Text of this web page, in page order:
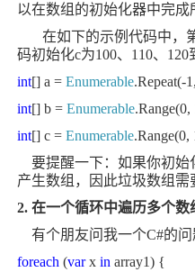
以在数组的初始化器中完成
在如下的示例代码中，
码初始化c为100、 110、 120
int[] a = Enumerable.Repeat(-
int[] b = Enumerable
int[] c = Enumerable
要提醒一下：如果你初始
产生数组，因此垃圾数组需
2. 在一个循环中遍历多个数
有个朋友问我一个C#的
foreach (varx in array1) {